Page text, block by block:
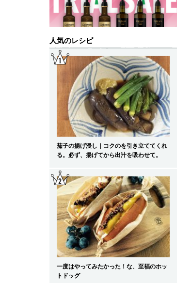
人気のレシピ
茄子の揚げ浸し｜コクのを引き立ててくれ
る。必ず、揚げてから出汁を吸わせて。
一度はやってみたかった！な、至福のホッ
トドッグ